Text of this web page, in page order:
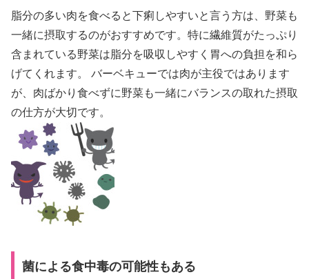
脂分の多い肉を食べると下痢しやすいと言う方は、野菜も
一緒に摂取するのがおすすめです。特に繊維質がたっぷり
含まれている野菜は脂分を吸収しやすく胃への負担を和ら
げてくれます。 バーベキューでは肉が主役ではあります
が、肉ばかり食べずに野菜も一緒にバランスの取れた摂取
の仕方が大切です。
菌による食中毒の可能性もある